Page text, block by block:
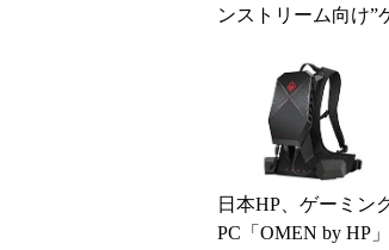
ンストリーム向け”
lion G...
日本HP、ゲーミン
PC「OMEN by HP」